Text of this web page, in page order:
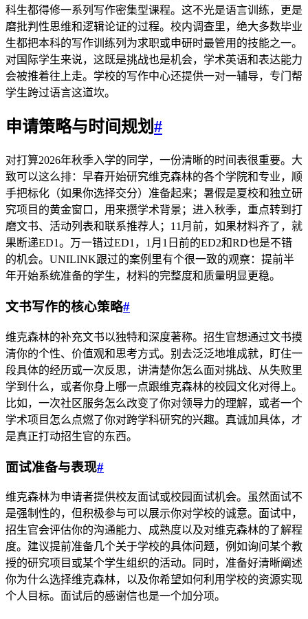
科生都得修一系列写作密集型课程。这不光是语言训练，更是
磨批判性思维和逻辑论证的过程。校内调查里，绝大多数毕业
生都把本科的写作训练列为求职或申研时最管用的技能之一。
对国际学生来说，这既是挑战也是机会，学术英语和表达能力
会被推着往上走。学校的写作中心还提供一对一辅导，专门帮
学生跨过语言这道坎。
申请策略与时间规划#
对打算2026年秋季入学的同学，一份清晰的时间表很重要。大
致可以这么排：早春开始研究维克森林的各个学院和专业，顺
手把标化（如果你选择交分）准备起来；暑假是夏校和独立研
究项目的黄金窗口，用来攒学术背景；进入秋季，重点转到打
磨文书、活动列表和联系推荐人；11月前，如果材料齐了，就
果断递ED1。万一错过ED1，1月1日前的ED2和RD也是不错
的机会。UNILINK跟过的案例里有个很一致的观察：提前半
年开始系统准备的学生，材料的完整度和质量明显更稳。
文书写作的核心策略#
维克森林的补充文书以独特和深度著称。招生官想通过文书摸
清你的个性、价值观和思考方式。别去泛泛地堆成就，盯住一
段具体的经历或一次反思，讲清楚你怎么面对挑战、从失败里
学到什么，或者你身上哪一点跟维克森林的校园文化对得上。
比如，一次社区服务怎么改变了你对领导力的理解，或者一个
学术项目怎么点燃了你对跨学科研究的兴趣。真诚加具体，才
是真正打动招生官的东西。
面试准备与表现#
维克森林为申请者提供校友面试或校园面试机会。虽然面试不
是强制性的，但积极参与可以展示你对学校的诚意。面试中，
招生官会评估你的沟通能力、成熟度以及对维克森林的了解程
度。建议提前准备几个关于学校的具体问题，例如询问某个教
授的研究项目或某个学生组织的活动。同时，准备好清晰阐述
你为什么选择维克森林，以及你希望如何利用学校的资源实现
个人目标。面试后的感谢信也是一个加分项。